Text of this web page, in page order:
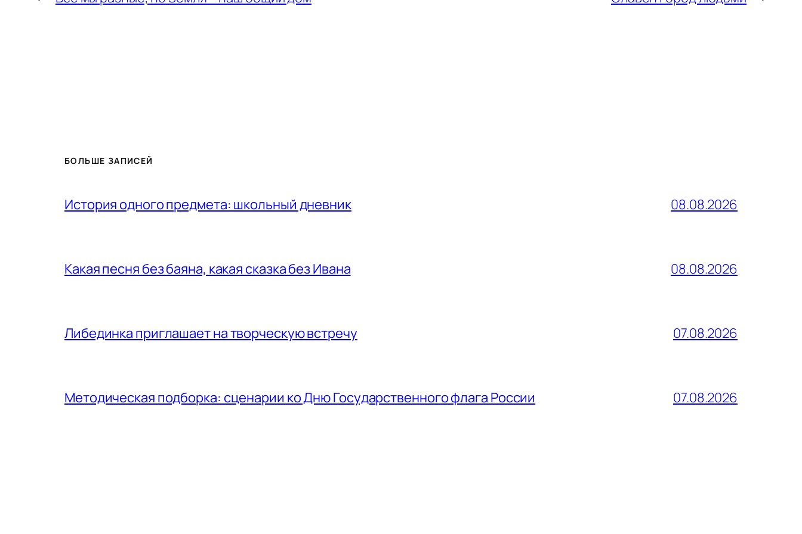
БОЛЬШЕ ЗАПИСЕЙ
История одного предмета: школьный дневник 08.08.2026
Какая песня без баяна, какая сказка без Ивана 08.08.2026
Либединка приглашает на творческую встречу 07.08.2026
Методическая подборка: сценарии ко Дню Государственного флага России 07.08.2026